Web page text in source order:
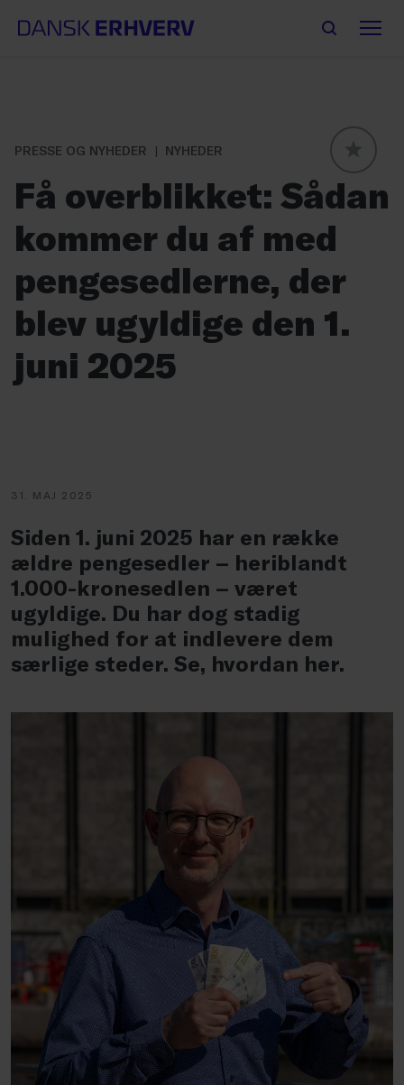
PRESSE OG NYHEDER
NYHEDER
Få overblikket: Sådan
kommer du af med
pengesedlerne, der
blev ugyldige den 1.
juni 2025
31. MAJ 2025
Siden 1. juni 2025 har en række
ældre pengesedler – heriblandt
1.000-kronesedlen – været
ugyldige. Du har dog stadig
mulighed for at indlevere dem
særlige steder. Se, hvordan her.